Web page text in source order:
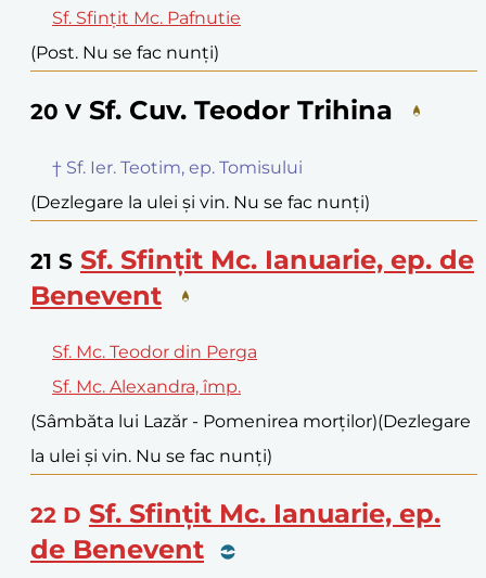
Sf. Sfințit Mc. Pafnutie
(Post. Nu se fac nunți)
20 V Sf. Cuv. Teodor Trihina
† Sf. Ier. Teotim, ep. Tomisului
(Dezlegare la ulei și vin. Nu se fac nunți)
21 S Sf. Sfințit Mc. Ianuarie, ep. de
Benevent
Sf. Mc. Teodor din Perga
Sf. Mc. Alexandra, împ.
(Sâmbăta lui Lazăr - Pomenirea morților)(Dezlegare
la ulei și vin. Nu se fac nunți)
22 D Sf. Sfințit Mc. Ianuarie, ep.
de Benevent